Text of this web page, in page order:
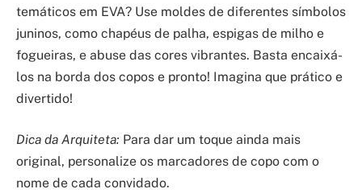
temáticos em EVA? Use moldes de diferentes símbolos
juninos, como chapéus de palha, espigas de milho e
fogueiras, e abuse das cores vibrantes. Basta encaixá-
los na borda dos copos e pronto! Imagina que prático e
divertido!
Dica da Arquiteta: Para dar um toque ainda mais
original, personalize os marcadores de copo com o
nome de cada convidado.